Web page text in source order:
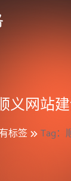
义网站
标签 Tag：